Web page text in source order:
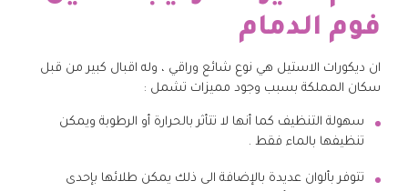
فوم الدمام
ان ديكورات الاستيل هي نوع شائع وراقي ، وله اقبال كبير من قبل
سكان المملكة بسبب وجود مميزات تشمل :
سهولة التنظيف كما أنها لا تتأثر بالحرارة أو الرطوبة ويمكن
تنظيفها بالماء فقط .
تتوفر بألوان عديدة بالإضافة الى ذلك يمكن طلائها بإحدى